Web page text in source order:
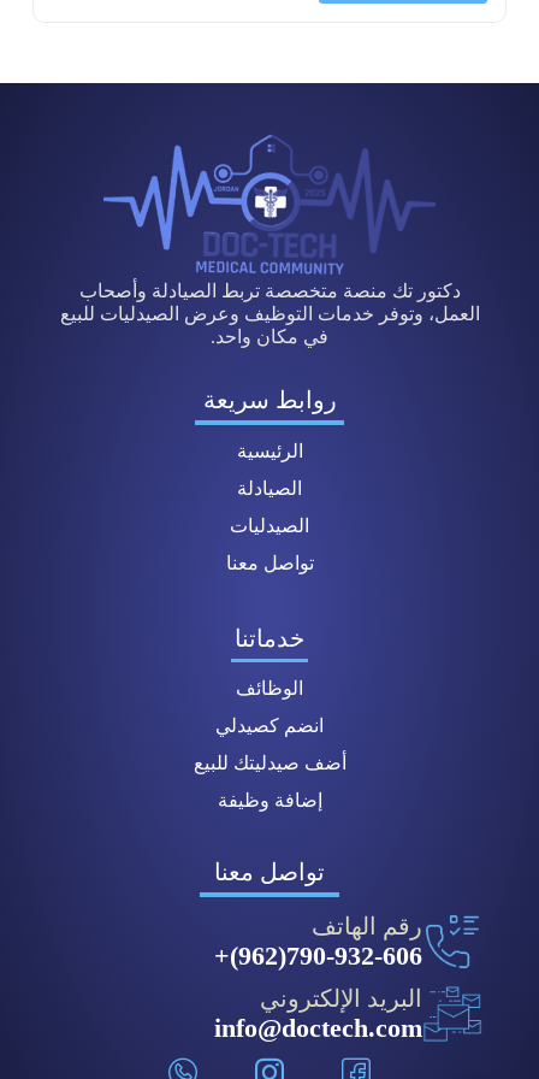
دكتور تك منصة متخصصة تربط الصيادلة وأصحاب
العمل، وتوفر خدمات التوظيف وعرض الصيدليات للبيع
في مكان واحد.
روابط سريعة
الرئيسية
الصيادلة
الصيدليات
تواصل معنا
خدماتنا
الوظائف
انضم كصيدلي
أضف صيدليتك للبيع
إضافة وظيفة
تواصل معنا
رقم الهاتف
790-932-606(962)+
البريد الإلكتروني
info@doctech.com